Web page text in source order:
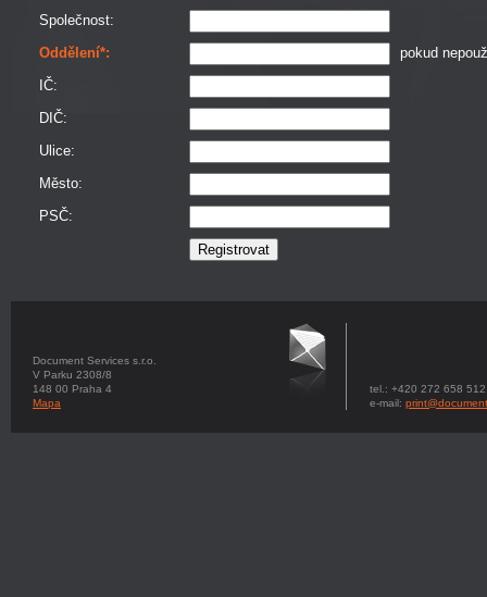
Společnost:
Oddělení*:
pokud
IČ:
DIČ:
Ulice:
Město:
PSČ:
Document Services s.r.o.
V Parku 2308/8
148 00 Praha 4
Mapa
tel.: +420 272 658 512
e-mail: